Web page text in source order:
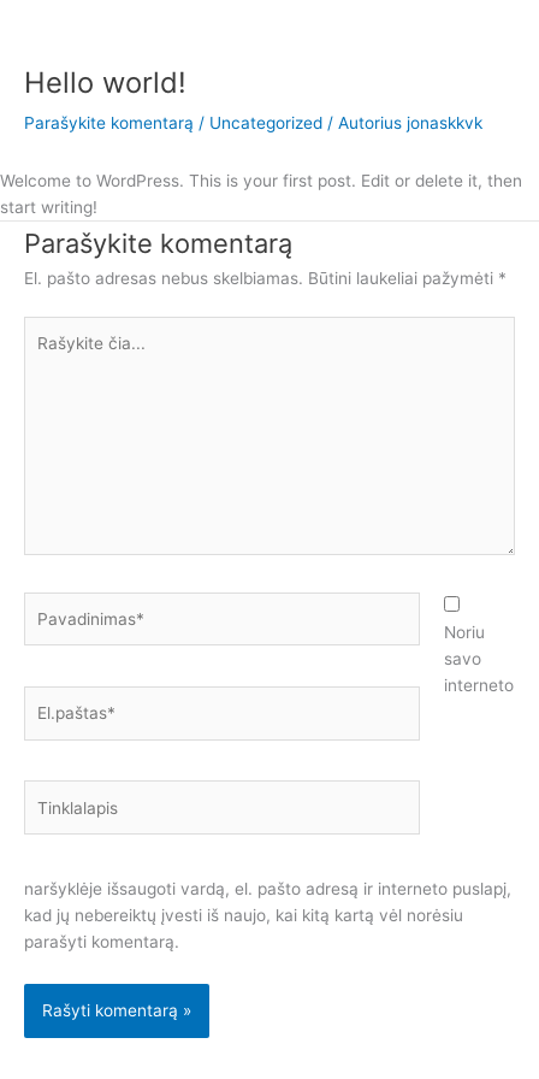
Pereiti
turinio
Hello world!
Parašykite komentarą / Uncategorized / Autorius jonaskkvk
Welcome to WordPress. This is your first post. Edit or delete it, then
start writing!
Parašykite komentarą
El. pašto adresas nebus skelbiamas. Būtini laukeliai pažymėti *
čia...
Noriu
savo
interneto
naršyklėje išsaugoti vardą, el. pašto adresą ir interneto puslapį,
kad jų nebereiktų įvesti iš naujo, kai kitą kartą vėl norėsiu
parašyti komentarą.